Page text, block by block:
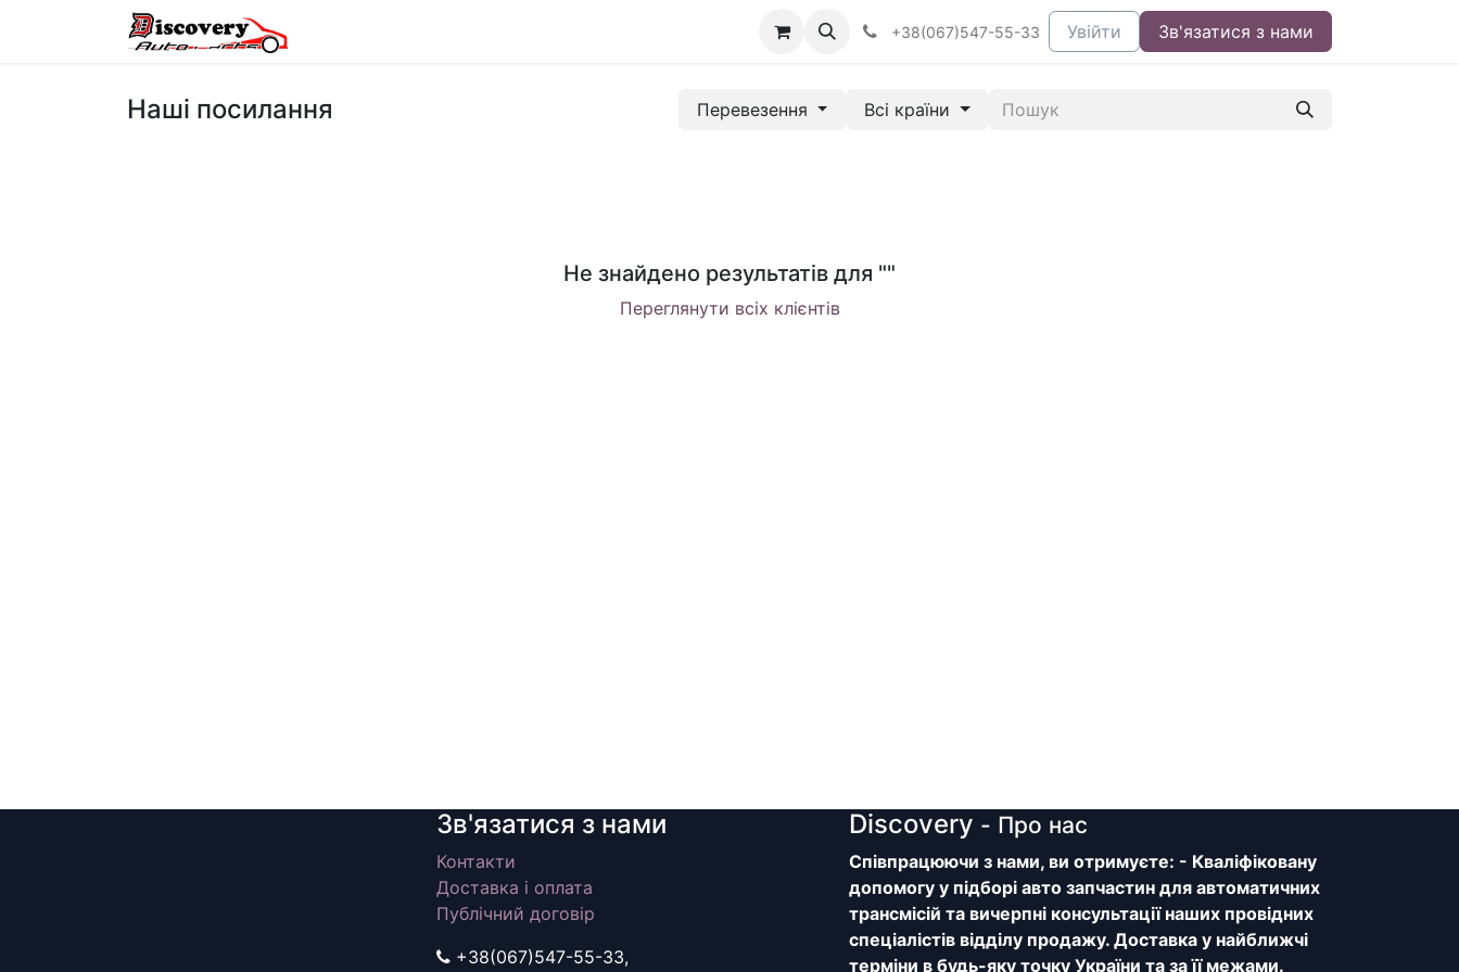
+38(067)547-55-33 Увійти Зв'язатися з нами
Наші посилання Перевезення Всі країни
Не знайдено результатів для ""
Переглянути всіх клієнтів
Зв'язатися з нами
Контакти
Доставка і оплата
Публічний договір
+38(067)547-55-33,
Discovery - Про нас
Співпрацюючи з нами, ви отримуєте: - Кваліфіковану
допомогу у підборі авто запчастин для автоматичних
трансмісій та вичерпні консультації наших провідних
спеціалістів відділу продажу. Доставка у найближчі
терміни в будь-яку точку України та за її межами.